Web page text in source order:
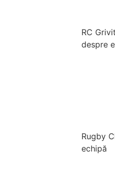
RC
despre
Rugby
echipă